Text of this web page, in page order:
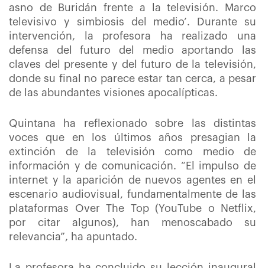
asno de Buridán frente a la televisión. Marco
televisivo y simbiosis del medio’. Durante su
intervención, la profesora ha realizado una
defensa del futuro del medio aportando las
claves del presente y del futuro de la televisión,
donde su final no parece estar tan cerca, a pesar
de las abundantes visiones apocalípticas.
Quintana ha reflexionado sobre las distintas
voces que en los últimos años presagian la
extinción de la televisión como medio de
información y de comunicación. “El impulso de
internet y la aparición de nuevos agentes en el
escenario audiovisual, fundamentalmente de las
plataformas Over The Top (YouTube o Netflix,
por citar algunos), han menoscabado su
relevancia”, ha apuntado.